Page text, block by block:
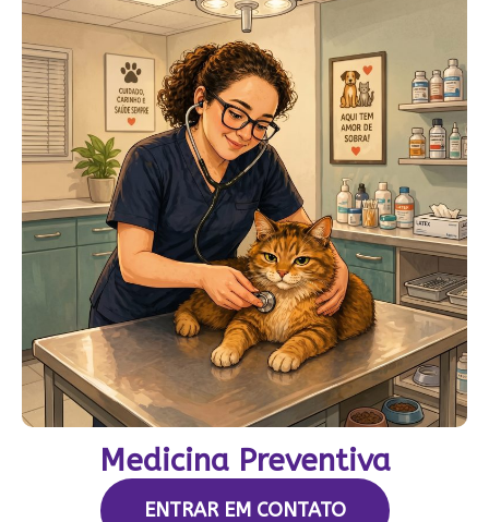
Medicina Preventiva
ENTRAR EM CONTATO